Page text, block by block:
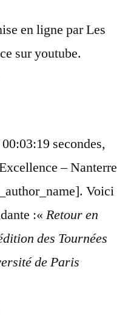
en ligne par Les
sur youtube.
secondes,
– Nanterre
Voici
:« Retour en
des Tournées
de Paris